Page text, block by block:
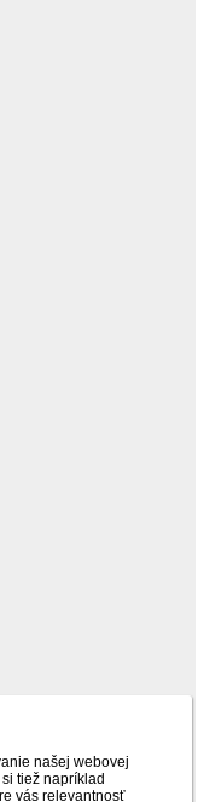
našej webovej
tiež napríklad
vás relevantnosť